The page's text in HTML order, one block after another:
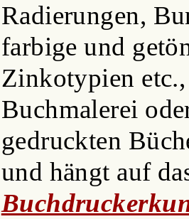
Radierungen,
farbige und
Zinkotypien
Buchmalerei
gedruckten
und hängt auf